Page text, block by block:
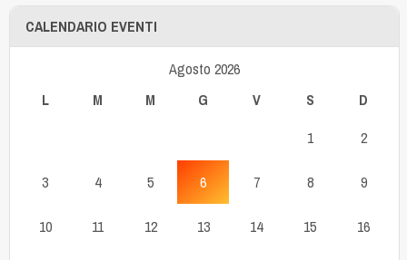
CALENDARIO EVENTI
Agosto 2026
L
M M G V S D
1 2
3 4 5 6 7 8 9
10 11 12 13 14 15 16